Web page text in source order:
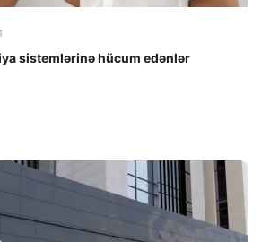
sistemlərinə hücum edənlər